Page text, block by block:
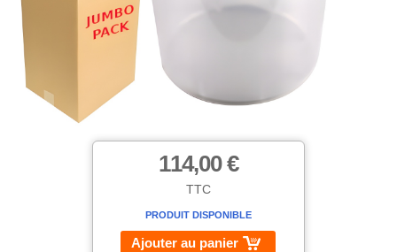
114,00 €
TTC
PRODUIT DISPONIBLE
Ajouter au panier